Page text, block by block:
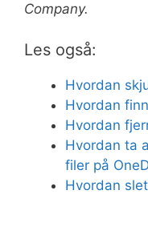
Company.
Les også:
Hvordan
Hvordan
Hvordan
Hvordan ta
filer på
Hvordan